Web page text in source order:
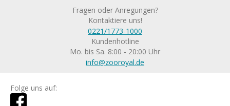
Fragen oder Anregungen?
Kontaktiere uns!
0221/1773-1000
Kundenhotline
Mo. bis Sa. 8:00 - 20:00 Uhr
info@zooroyal.de
Folge uns auf: